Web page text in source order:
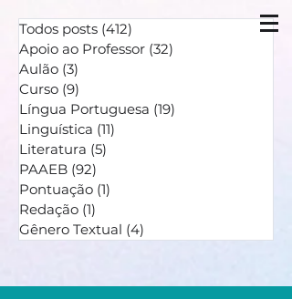
Todos posts (412)
Apoio ao Professor (32)
Aulão (3)
Curso (9)
Língua Portuguesa (19)
Linguística (11)
Literatura (5)
PAAEB (92)
Pontuação (1)
Redação (1)
Gênero Textual (4)